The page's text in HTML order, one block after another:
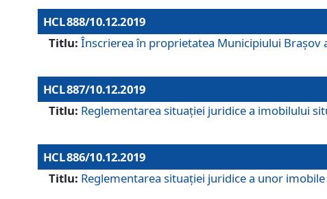
HCL 888/10.12.2019
Titlu: Înscrierea în proprietatea Municipiului Braşov
HCL 887/10.12.2019
Titlu: Reglementarea situației juridice a imobilului
HCL 886/10.12.2019
Titlu: Reglementarea situaţiei juridice a unor